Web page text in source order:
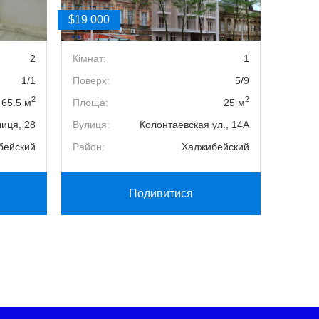
2
1/1
65.5 м2
28
$19 000
Кімнат:
1
Поверх:
5/9
Площа:
25 м2
Вулиця:
Колонтаевская ул., 14А
Район:
Хаджибейский
Подивитися